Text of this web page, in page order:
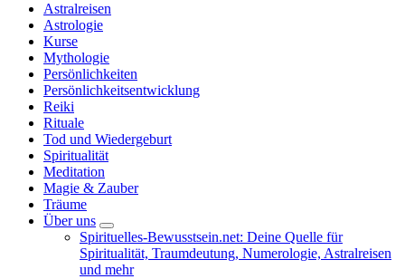
Astralreisen
Astrologie
Kurse
Mythologie
Persönlichkeiten
Persönlichkeitsentwicklung
Reiki
Rituale
Tod und Wiedergeburt
Spiritualität
Meditation
Magie & Zauber
Träume
Über uns
Spirituelles-Bewusstsein.net: Deine Quelle für
Spiritualität, Traumdeutung, Numerologie, Astralreisen
und mehr